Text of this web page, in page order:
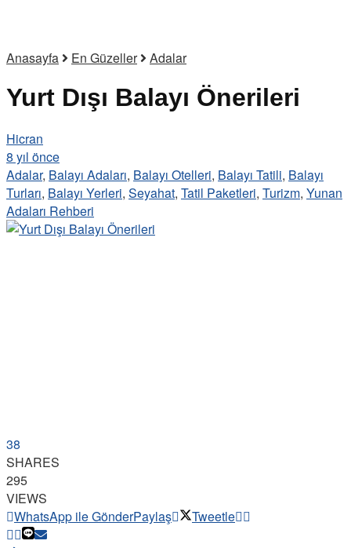
Anasayfa En Güzeller Adalar
Yurt Dışı Balayı Önerileri
Hicran
8 yıl önce
Adalar, Balayı Adaları, Balayı Otelleri, Balayı Tatili, Balayı
Turları, Balayı Yerleri, Seyahat, Tatil Paketleri, Turizm, Yunan
Adaları Rehberi
38
SHARES
295
VIEWS
WhatsApp ile GönderPaylaş Tweetle